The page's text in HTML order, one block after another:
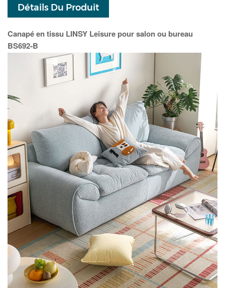
Détails Du Produit
Canapé en tissu LINSY Leisure pour salon ou bureau
BS692-B